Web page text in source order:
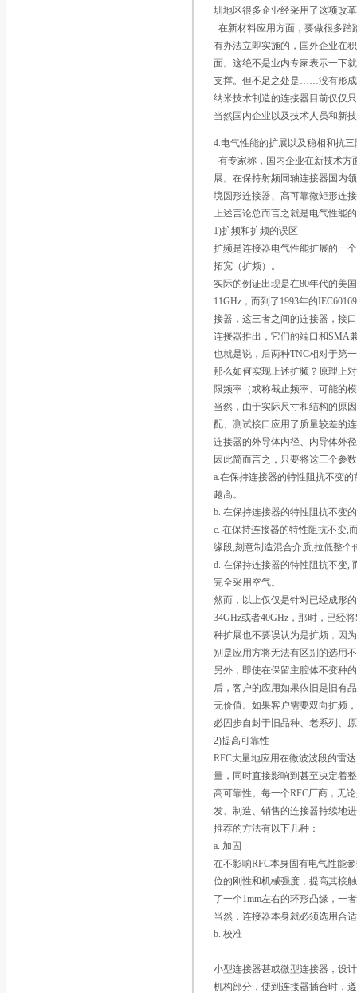
圳地区很多企业经采用了这项改
在新材料应用方面，要做很多
有办法立即实施的，国外企业在
面。这绝不是业内专家表示一下
支撑。但不足之处是……没有形成
纳米技术制造的连接器目前仅仅
当然国内企业以及技术人员和新
4.电气性能的扩展以及稳相和抗
有专家称，国内企业在新技术
展。在保持射频同轴连接器国内
境圆形连接器、高可靠微矩形连
上述言论总而言之就是电气性能
1)扩频和扩频的误区
扩频是连接器电气性能扩展的一
拓宽（扩频）。
实际的例证出现是在80年代的美
11GHz，而到了1993年的
接器，这三者之间的连接器，接
连接器推出，它们的端口和SMA
也就是说，后两种TNC相对于第
那么如何实现上述扩频？原理上
限频率（或称截止频率、可能的
当然，由于实际尺寸和结构的原
配、测试接口应用了质量较差的
连接器的外导体内径、内导体外
因此简而言之，只要将这三个参
a.在保持连接器的特性阻抗不变
越高。
b. 在保持连接器的特性阻抗不变
c. 在保持连接器的特性阻抗不变,
缘段,刻意制造混合介质,拉低整
d. 在保持连接器的特性阻抗不变,
完全采用空气。
然而，以上仅仅是针对已经成形
34GHz或者40GHz，那时，已经
种扩展也不要误认为是扩频，因
别是应用方将无法有区别的选用
另外，即使在保留主腔体不变种
后，客户的应用如果依旧是旧有
无价值。如果客户需要双向扩频
必固步自封于旧品种、老系列、
2)提高可靠性
RFC大量地应用在微波波段的雷
量，同时直接影响到甚至决定着
高可靠性。每一个RFC厂商，无
发、制造、销售的连接器持续地
推荐的方法有以下几种：
a. 加固
在不影响RFC本身固有电气性能
位的刚性和机械强度，提高其接
了一个1mm左右的环形凸缘，一
当然，连接器本身就必须选用合
b. 校准
小型连接器甚或微型连接器，设
机构部分，使到连接器插合时